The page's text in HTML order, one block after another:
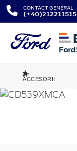
CONTACT GENERAL
(+40)212211515
ACCESORII
EDGE